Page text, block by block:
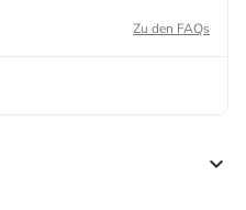
Zu den FAQs